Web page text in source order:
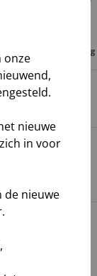
vermissing
❌
keuze voor reguliere
onze
nieuwe
in voor
de nieuwe